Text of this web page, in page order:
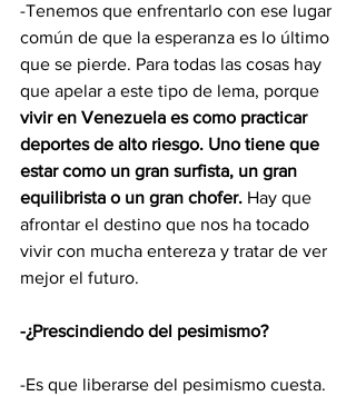
-Tenemos que enfrentarlo con ese lugar
común de que la esperanza es lo último
que se pierde. Para todas las cosas hay
que apelar a este tipo de lema, porque
vivir en Venezuela es como practicar
deportes de alto riesgo. Uno tiene que
estar como un gran surfista, un gran
equilibrista o un gran chofer. Hay que
afrontar el destino que nos ha tocado
vivir con mucha entereza y tratar de ver
mejor el futuro.
-¿Prescindiendo del pesimismo?
-Es que liberarse del pesimismo cuesta.